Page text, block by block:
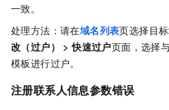
一致。
处理方法：请在域名列表页选择目
改（过户）
>快速过户页面，选择
模板进行过户。
注册联系人信息参数错误